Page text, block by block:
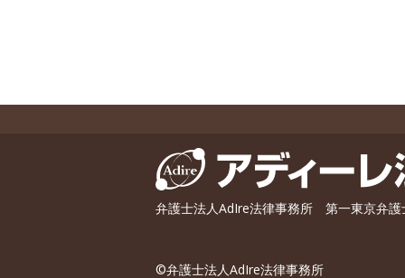
弁護士法人AdIre法律事務所 第一東京弁護
©弁護士法人AdIre法律事務所